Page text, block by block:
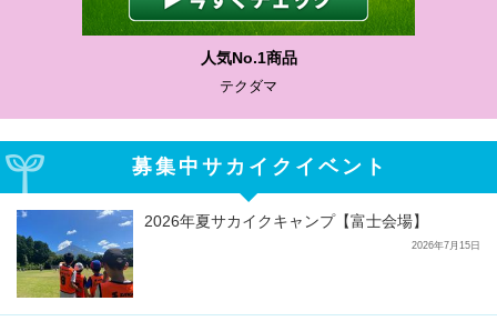
わかりやすい質問に沿って書ける
サカイクサッカーノート
募集中サカイクイベント
2026年夏サカイクキャンプ【富士会場】
2026年7月15日